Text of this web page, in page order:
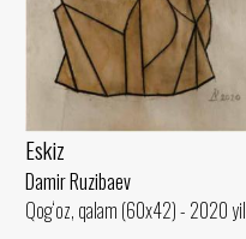
Eskiz
Damir Ruzibaev
Qog‘oz, qalam (60x42) - 2020 yil